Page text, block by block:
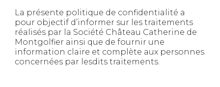
La présente politique de confidentialité a
pour objectif d’informer sur les traitements
réalisés par la Société Château Catherine de
Montgolfier ainsi que de fournir une
information claire et complète aux personnes
concernées par lesdits traitements.